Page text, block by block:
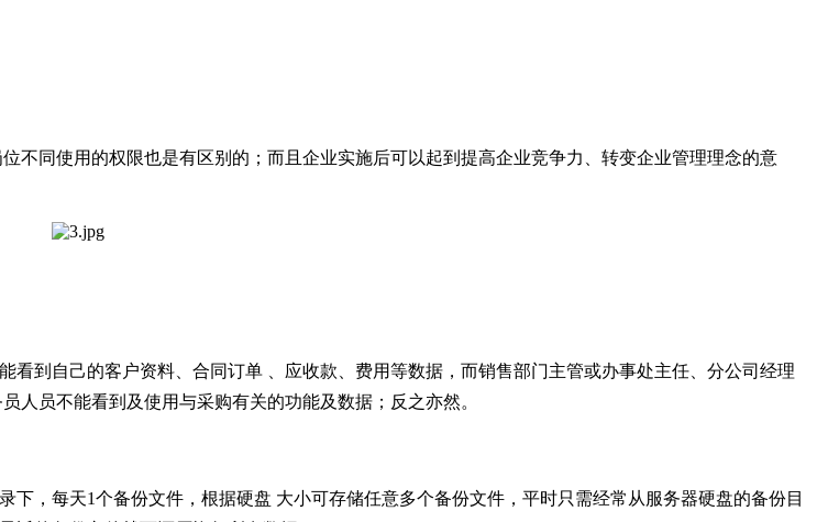
不同使用的权限也是有区别的；而且企业实施后可以起到提高企业竞争力、转变企业管理理念的意
到自己的客户资料、合同订单 、应收款、费用等数据，而销售部门主管或办事处主任、分公司经理
人员不能看到及使用与采购有关的功能及数据；反之亦然。
，每天1个备份文件，根据硬盘 大小可存储任意多个备份文件，平时只需经常从服务器硬盘的备份目